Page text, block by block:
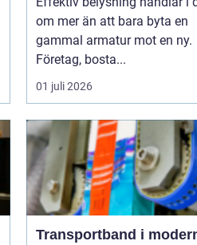
om mer än att bara byta en
gammal armatur mot en ny.
Företag, bosta...
01 juli 2026
Transportband i